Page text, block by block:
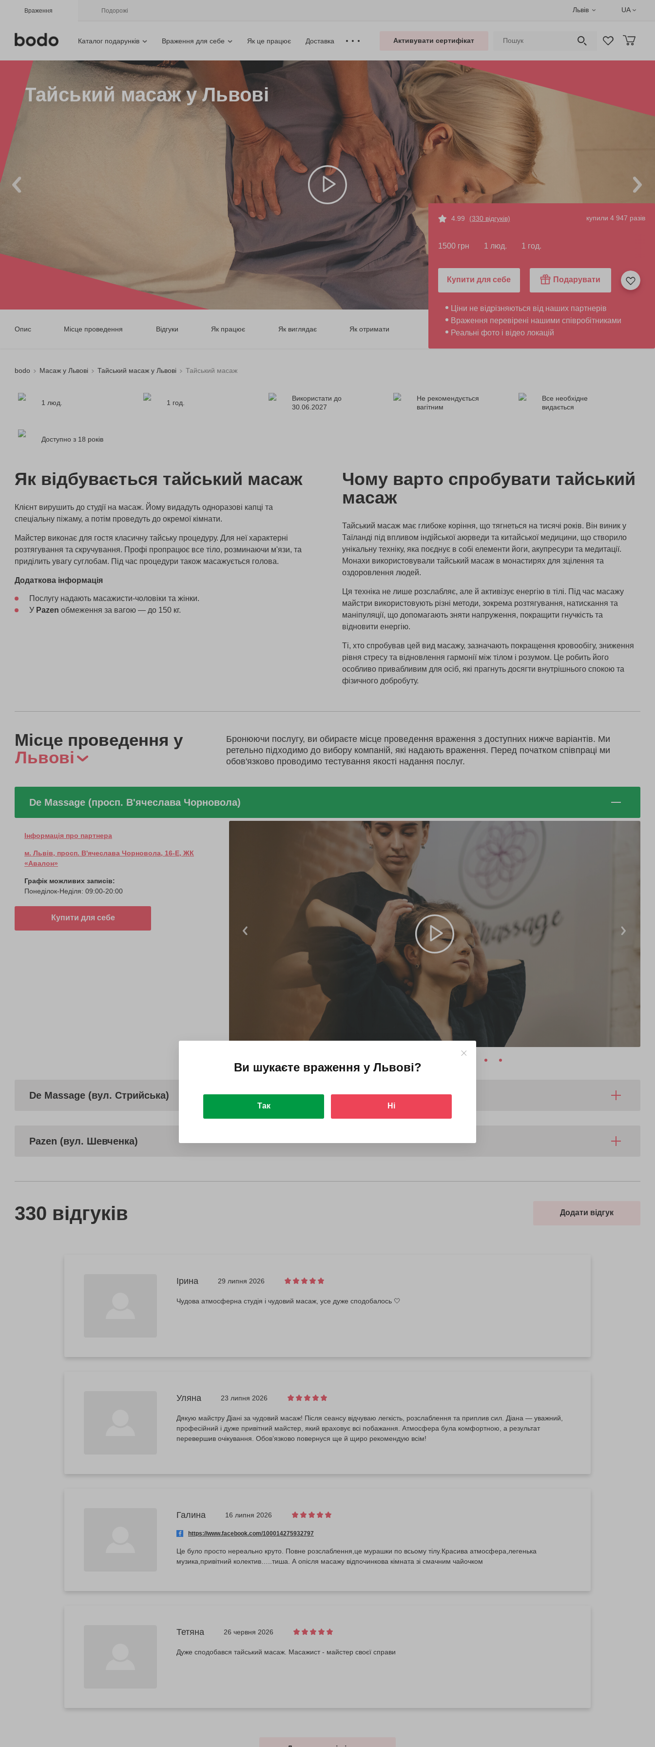
Враження Подорожі Львів UA
Каталог подарунків Враження для себе Як це працює Доставка Активувати сертифікат
Тайський масаж у Львові
Опис Місце проведення Відгуки Як працює Як виглядає Як отримати
4.99 (330 відгуків) купили 4 947 разів
1500 грн 1 люд. 1 год.
Купити для себе Подарувати
Ціни не відрізняються від наших партнерів
Враження перевірені нашими співробітниками
Реальні фото і відео локацій
bodo Масаж у Львові Тайський масаж у Львові Тайський масаж
1 люд. 1 год.
Використати до
30.06.2027
Не рекомендується
вагітним
Все необхідне
видається
Доступно з 18 років
Як відбувається тайський масаж
Клієнт вирушить до студії на масаж. Йому видадуть одноразові капці та
спеціальну піжаму, а потім проведуть до окремої кімнати.
Майстер виконає для гостя класичну тайську процедуру. Для неї характерні
розтягування та скручування. Профі пропрацює все тіло, розминаючи м'язи, та
приділить увагу суглобам. Під час процедури також масажується голова.
Додаткова інформація
Послугу надають масажисти-чоловіки та жінки.
У Pazen обмеження за вагою — до 150 кг.
Чому варто спробувати тайський
масаж
Тайський масаж має глибоке коріння, що тягнеться на тисячі років. Він виник у
Таїланді під впливом індійської аюрведи та китайської медицини, що створило
унікальну техніку, яка поєднує в собі елементи йоги, акупресури та медитації.
Монахи використовували тайський масаж в монастирях для зцілення та
оздоровлення людей.
Ця техніка не лише розслабляє, але й активізує енергію в тілі. Під час масажу
майстри використовують різні методи, зокрема розтягування, натискання та
маніпуляції, що допомагають зняти напруження, покращити гнучкість та
відновити енергію.
Ті, хто спробував цей вид масажу, зазначають покращення кровообігу, зниження
рівня стресу та відновлення гармонії між тілом і розумом. Це робить його
особливо привабливим для осіб, які прагнуть досягти внутрішнього спокою та
фізичного добробуту.
Місце проведення у
Львові
Бронюючи послугу, ви обираєте місце проведення враження з доступних нижче варіантів. Ми
ретельно підходимо до вибору компаній, які надають враження. Перед початком співпраці ми
обов'язково проводимо тестування якості надання послуг.
De Massage (просп. В'ячеслава Чорновола)
Інформація про партнера
м. Львів, просп. В'ячеслава Чорновола, 16-Е, ЖК
«Авалон»
Графік можливих записів:
Понеділок-Неділя: 09:00-20:00
Купити для себе
De Massage (вул. Стрийська)
Pazen (вул. Шевченка)
330 відгуків Додати відгук
Ірина 29 липня 2026
Чудова атмосферна студія і чудовий масаж, усе дуже сподобалось 🤍
Уляна 23 липня 2026
Дякую майстру Діані за чудовий масаж! Після сеансу відчуваю легкість, розслаблення та приплив сил. Діана — уважний,
професійний і дуже привітний майстер, який враховує всі побажання. Атмосфера була комфортною, а результат
перевершив очікування. Обов’язково повернуся ще й щиро рекомендую всім!
Галина 16 липня 2026
https://www.facebook.com/100014275932797
Це було просто нереально круто. Повне розслаблення,це мурашки по всьому тілу.Красива атмосфера,легенька
музика,привітний колектив…..тиша. А опісля масажу відпочинкова кімната зі смачним чайочком
Тетяна 26 червня 2026
Дуже сподобався тайський масаж. Масажист - майстер своєї справи
Ви шукаєте враження у Львові?
Так Ні